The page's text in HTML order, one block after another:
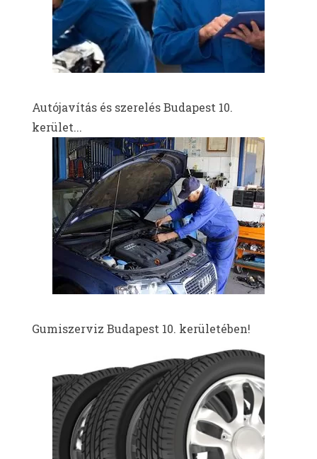
Autójavítás és szerelés Budapest 10.
kerület...
Gumiszerviz Budapest 10. kerületében!